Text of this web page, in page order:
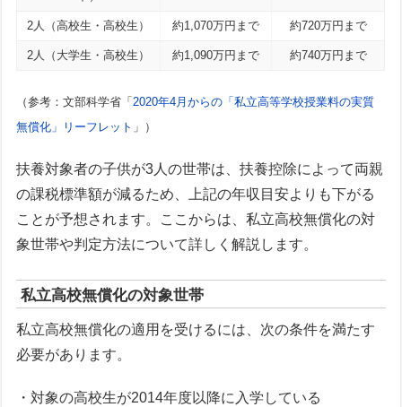
2人（高校生・高校生） 約1,070万円まで 約720万円まで
2人（大学生・高校生） 約1,090万円まで 約740万円まで
（参考：文部科学省「2020年4月からの「私立高等学校授業料の実質
無償化」リーフレット 」）
扶養対象者の子供が3人の世帯は、扶養控除によって両親
の課税標準額が減るため、上記の年収目安よりも下がる
ことが予想されます。ここからは、私立高校無償化の対
象世帯や判定方法について詳しく解説します。
私立高校無償化の対象世帯
私立高校無償化の適用を受けるには、次の条件を満たす
必要があります。
・対象の高校生が2014年度以降に入学している